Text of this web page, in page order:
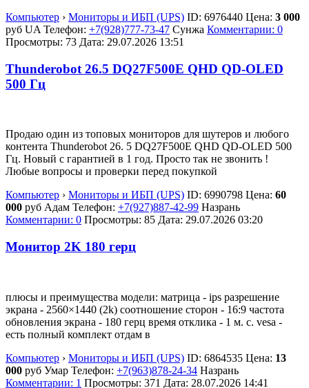
Компьютер › Мониторы и ИБП (UPS) ID: 6976440 Цена: 3 000
руб UA Телефон: +7(928)777-73-47 Сунжа Комментарии: 0
Просмотры: 73 Дата: 29.07.2026 13:51
Thunderobot 26.5 DQ27F500E QHD QD-OLED
500 Гц
Продаю один из топовых мониторов для шутеров и любого
контента Thunderobot 26. 5 DQ27F500E QHD QD-OLED 500
Гц. Новый с гарантией в 1 год. Просто так не звонить !
Любые вопросы и проверки перед покупкой
Компьютер › Мониторы и ИБП (UPS) ID: 6990798 Цена: 60
000 руб Адам Телефон: +7(927)887-42-99 Назрань
Комментарии: 0 Просмотры: 85 Дата: 29.07.2026 03:20
Монитор 2K 180 герц
плюсы и преимущества модели: матрица - ips разрешение
экрана - 2560×1440 (2k) соотношение сторон - 16:9 частота
обновления экрана - 180 герц время отклика - 1 м. с. vesa -
есть полный комплект отдам в
Компьютер › Мониторы и ИБП (UPS) ID: 6864535 Цена: 13
000 руб Умар Телефон: +7(963)878-24-34 Назрань
Комментарии: 1 Просмотры: 371 Дата: 28.07.2026 14:41